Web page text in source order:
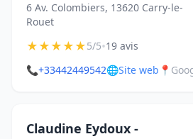
6 Av. Colombiers, 13620 Carry-le-
Rouet
★★★★★5/5•19 avis
📞+33442449542🌐Site web 📍
Claudine Eydoux -